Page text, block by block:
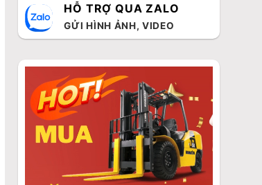
HỖ TRỢ QUA ZALO
GỬI HÌNH ẢNH, VIDEO